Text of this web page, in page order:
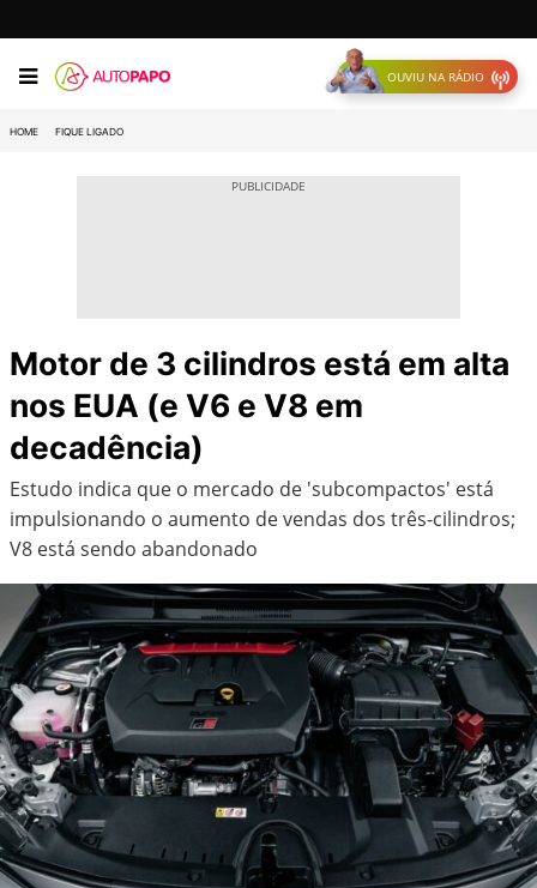
OUVIU NA RÁDIO
HOME FIQUE LIGADO
Motor de 3 cilindros está em alta
nos EUA (e V6 e V8 em
decadência)
Estudo indica que o mercado de 'subcompactos' está
impulsionando o aumento de vendas dos três-cilindros;
V8 está sendo abandonado